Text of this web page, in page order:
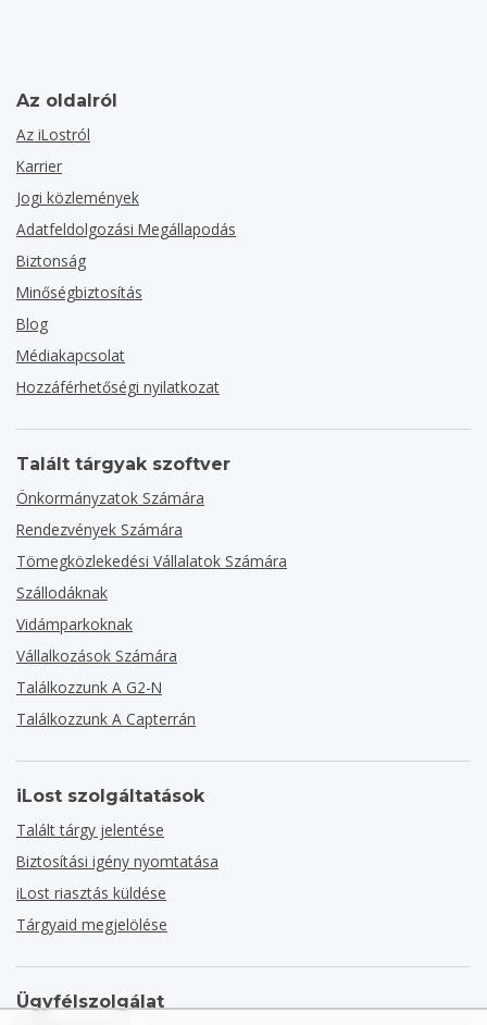
Az oldalról
Az iLostról
Karrier
Jogi közlemények
Adatfeldolgozási Megállapodás
Biztonság
Minőségbiztosítás
Blog
Médiakapcsolat
Hozzáférhetőségi nyilatkozat
Talált tárgyak szoftver
Önkormányzatok Számára
Rendezvények Számára
Tömegközlekedési Vállalatok Számára
Szállodáknak
Vidámparkoknak
Vállalkozások Számára
Találkozzunk A G2-N
Találkozzunk A Capterrán
iLost szolgáltatások
Talált tárgy jelentése
Biztosítási igény nyomtatása
iLost riasztás küldése
Tárgyaid megjelölése
Ügyfélszolgálat